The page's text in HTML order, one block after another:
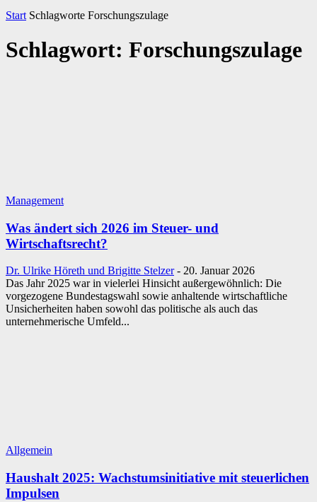
Start Schlagworte Forschungszulage
Schlagwort: Forschungszulage
Management
Was ändert sich 2026 im Steuer- und
Wirtschaftsrecht?
Dr. Ulrike Höreth und Brigitte Stelzer - 20. Januar 2026
Das Jahr 2025 war in vielerlei Hinsicht außergewöhnlich: Die
vorgezogene Bundestagswahl sowie anhaltende wirtschaftliche
Unsicherheiten haben sowohl das politische als auch das
unternehmerische Umfeld...
Allgemein
Haushalt 2025: Wachs­tumsin­itia­tive mit steuerlichen
Impulsen